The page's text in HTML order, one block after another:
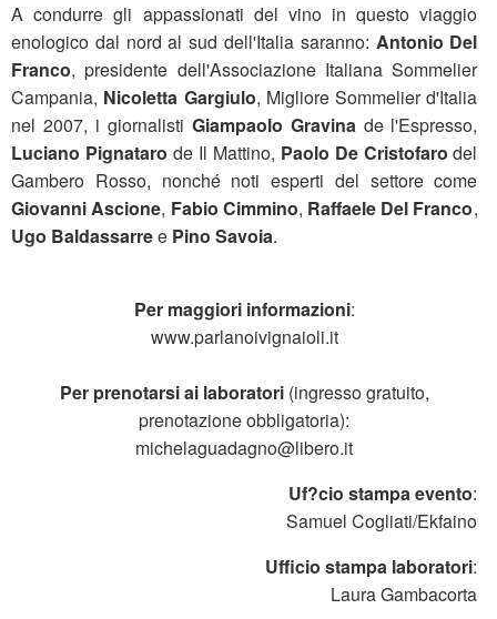
A condurre gli appassionati del vino in questo viaggio
enologico dal nord al sud dell'Italia saranno: Antonio Del
Franco, presidente dell'Associazione Italiana Sommelier
Campania, Nicoletta Gargiulo, Migliore Sommelier d'Italia
nel 2007, i giornalisti Giampaolo Gravinade l'Espresso,
Luciano Pignataro de Il Mattino, Paolo De Cristofaro del
Gambero Rosso, nonché noti esperti del settore come
Giovanni Ascione, Fabio Cimmino, Raffaele Del Franco,
Ugo Baldassarree Pino Savoia.
Per maggiori informazioni:
www.parlanoivignaioli.it
Per prenotarsi ai laboratori(ingresso gratuito,
prenotazione obbligatoria):
michelaguadagno@libero.it
Uf?cio stampa evento:
Samuel Cogliati/Ekfaino
Ufficio stampa laboratori:
Laura Gambacorta